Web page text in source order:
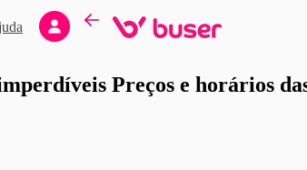
Preços e horários